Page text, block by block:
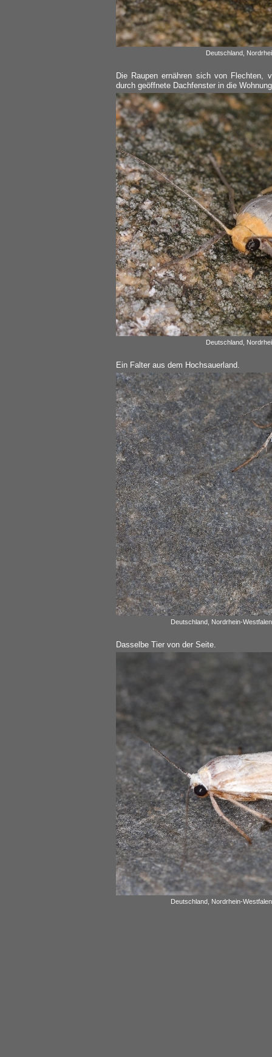
Deutschland,
Die Raupen ernähren sich von Flechten,
durch geöffnete Dachfenster in die
Deutschland,
Ein Falter aus dem Hochsauerland.
Deutschland, Nordrhein-
Dasselbe Tier von der Seite.
Deutschland, Nordrhein-